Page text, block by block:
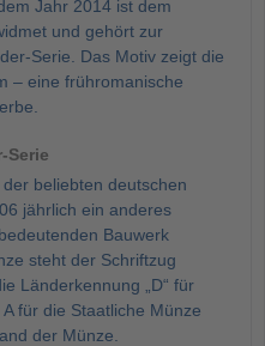
Jahr 2014 ist dem
und gehört zur
Serie. Das Motiv zeigt die
– eine frühromanische
Serie
beliebten deutschen
jährlich ein anderes
Bauwerk
steht der Schriftzug
Länderkennung „D“ für
für die Staatliche Münze
der Münze.